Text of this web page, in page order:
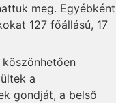
meg. Egyébként
127 főállású, 17
a
gondját, a belső